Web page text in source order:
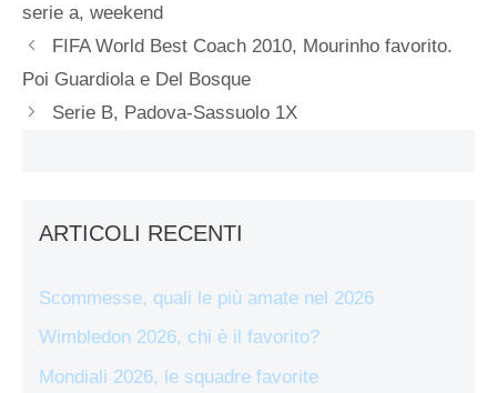
serie a, weekend
FIFA World Best Coach 2010, Mourinho favorito.
Poi Guardiola e Del Bosque
Serie B, Padova-Sassuolo 1X
ARTICOLI RECENTI
Scommesse, quali le più amate nel 2026
Wimbledon 2026, chi è il favorito?
Mondiali 2026, le squadre favorite